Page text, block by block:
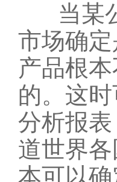
当某公
市场确
产品根
的。这
分析报
道世界
本可以